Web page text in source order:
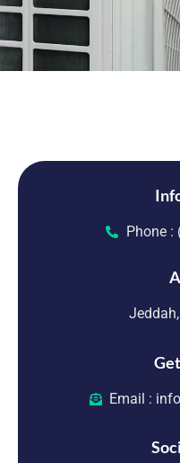
Phone :
Email :